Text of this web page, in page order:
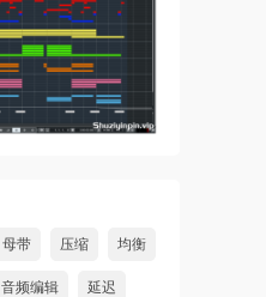
母带 压缩 均衡
音频编辑 延迟